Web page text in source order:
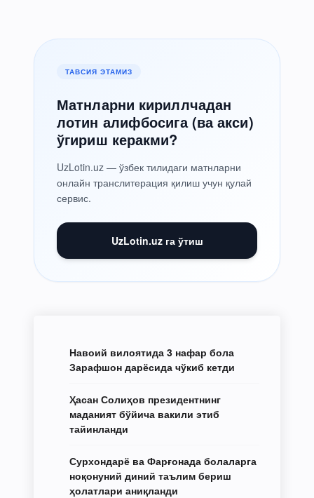
ТАВСИЯ ЭТАМИЗ
Матнларни кириллчадан
лотин алифбосига (ва акси)
ўгириш керакми?
UzLotin.uz — ўзбек тилидаги матнларни
онлайн транслитерация қилиш учун қулай
сервис.
UzLotin.uz га ўтиш
Навоий вилоятида 3 нафар бола
Зарафшон дарёсида чўкиб кетди
Ҳасан Солиҳов президентнинг
маданият бўйича вакили этиб
тайинланди
Сурхондарё ва Фарғонада болаларга
ноқонуний диний таълим бериш
ҳолатлари аниқланди